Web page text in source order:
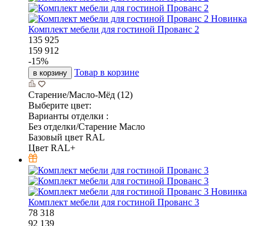
Новинка
Комплект мебели для гостиной Прованс 2
135 925
159 912
-15%
в корзину Товар в корзине
Старение/Масло-Мёд (12)
Выберите цвет:
Варианты отделки :
Без отделки/Старение Масло
Базовый цвет RAL
Цвет RAL+
Новинка
Комплект мебели для гостиной Прованс 3
78 318
92 139